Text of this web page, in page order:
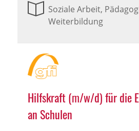
Soziale Arbeit,
Weiterbildung
Hilfskraft (m/w/d) für die
an Schulen